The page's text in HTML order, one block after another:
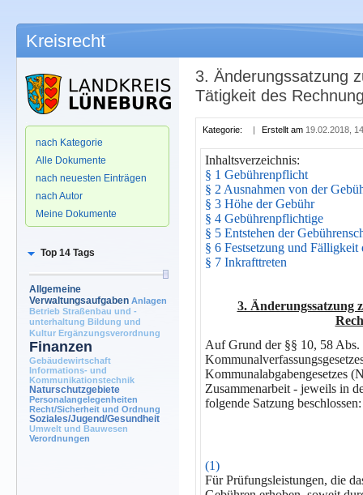
Kreisrecht
nach Kategorie
Alle Dokumente
nach neuesten Einträgen
nach Autor
Meine Dokumente
Top 14 Tags
Allgemeine
Verwaltungsaufgaben Anlagen
Betrieb Straßenbau und -
unterhaltung Bildung und
Kultur Ergänzungsverordnung
Finanzen
Gebäudewirtschaft
Informations- und
Kommunikationstechnik
Naturschutzgebiete
Personalangelegenheiten
Recht/Sicherheit und Ordnung
Soziales/Jugend/Gesundheit
Umwelt und Bauwesen
Verordnungen
3. Änderungssatzung
Tätigkeit des
Kategorie: | Erstellt am 19.02.2018,
Inhaltsverzeichnis:
§ 1 Gebührenpflicht
§ 2 Ausnahmen von der
§ 3 Höhe der Gebühr
§ 4 Gebührenpflichtige
§ 5 Entstehen der
§ 6 Festsetzung und Fälligkeit
§ 7 Inkrafttreten
3. Änderungssatzung
Auf Grund der §§ 10, 58 Abs.
Kommunalabgabengesetzes
Zusammenarbeit - jeweils in
folgende Satzung beschlossen:
(1)
Für Prüfungsleistungen, die